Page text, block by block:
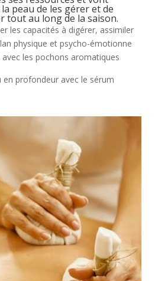
peau de les gérer et de
tout au long de la saison.
les capacités à digérer, assimiler
physique et psycho-émotionne
les pochons aromatiques
en profondeur avec le sérum